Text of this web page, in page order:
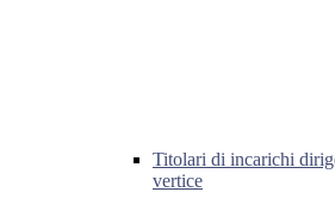
Titolari di incarichi
vertice